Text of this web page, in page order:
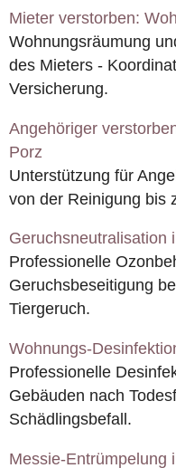
Mieter verstorben:
Wohnungsräumung
des Mieters -
Versicherung.
Angehöriger
Porz
Unterstützung für
von der Reinigung bis
Geruchsneutralisation
Professionelle
Geruchsbeseitigung
Tiergeruch.
Wohnungs-
Professionelle
Gebäuden nach
Schädlingsbefall.
Messie-Entrümpelung